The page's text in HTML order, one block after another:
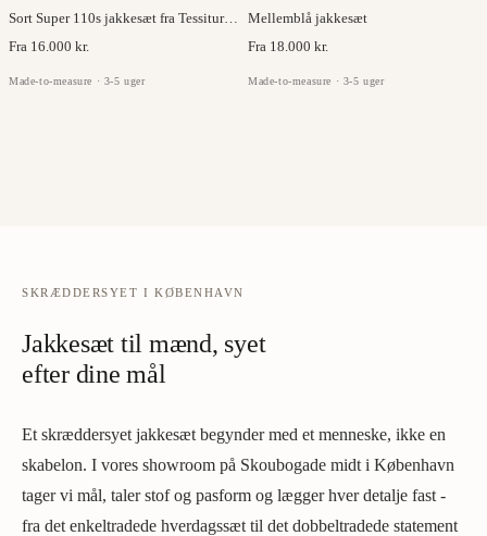
Sort Super 110s jakkesæt fra Tessitura di Quaregna
Fra 16.000 kr.
Made-to-measure · 3-5 uger
Mellemblå jakkesæt
Fra 18.000 kr.
Made-to-measure · 3-5 uger
SKRÆDDERSYET I KØBENHAVN
Jakkesæt til mænd, syet
efter dine mål
Et skræddersyet jakkesæt begynder med et menneske, ikke en
skabelon. I vores showroom på Skoubogade midt i København
tager vi mål, taler stof og pasform og lægger hver detalje fast -
fra det enkeltradede hverdagssæt til det dobbeltradede statement